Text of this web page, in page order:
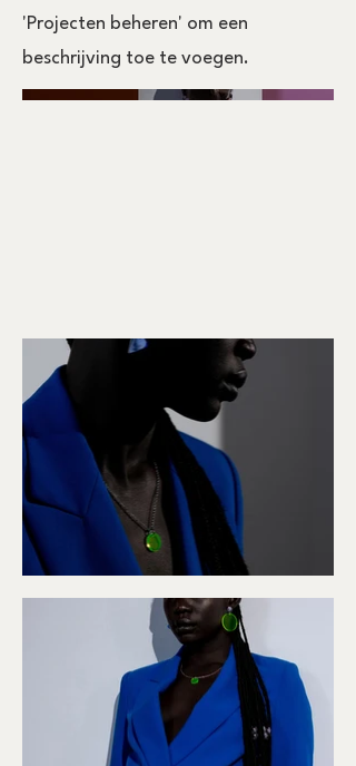
'Projecten beheren' om een
beschrijving toe te voegen.